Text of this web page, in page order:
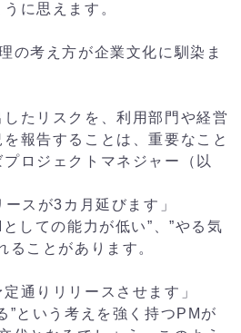
に思えます。
の考え方が企業文化に馴染ま
たリスクを、利用部門や経営
報告することは、重要なこと
ロジェクトマネジャー（以
スが3カ月延びます」
しての能力が低い”、”やる気
ることがあります。
通りリリースさせます」
”という考えを強く持つPMが